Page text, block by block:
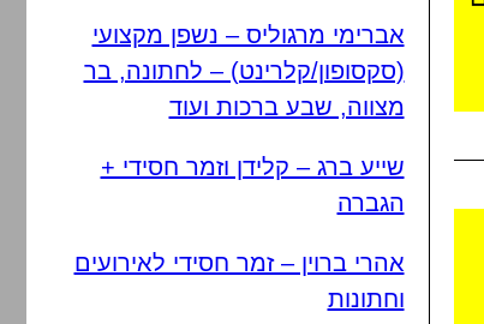
אברימי מרגוליס – נשפן מקצועי
(סקסופון/קלרינט) – לחתונה, בר
מצווה, שבע ברכות ועוד
שייע ברג – קלידן וזמר חסידי +
הגברה
אהרי ברוין – זמר חסידי לאירועים
וחתונות